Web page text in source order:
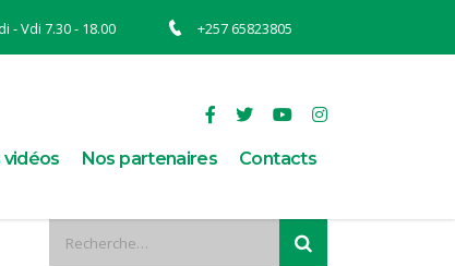
- Vdi 7.30 - 18.00 +257 65823805
vidéos Nos partenaires Contacts